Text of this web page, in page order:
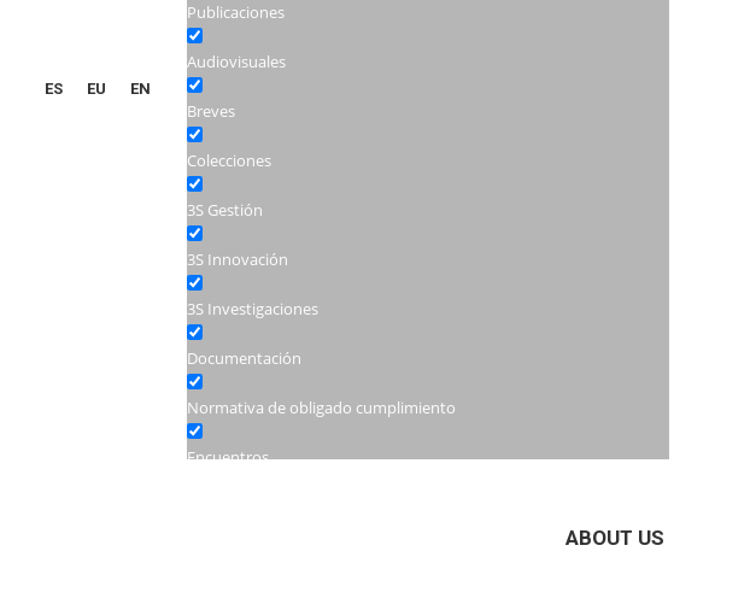
ES EU EN
Publicaciones
Audiovisuales
Breves
Colecciones
3S Gestión
3S Innovación
3S Investigaciones
Documentación
Normativa de obligado cumplimiento
Encuentros
ABOUT US